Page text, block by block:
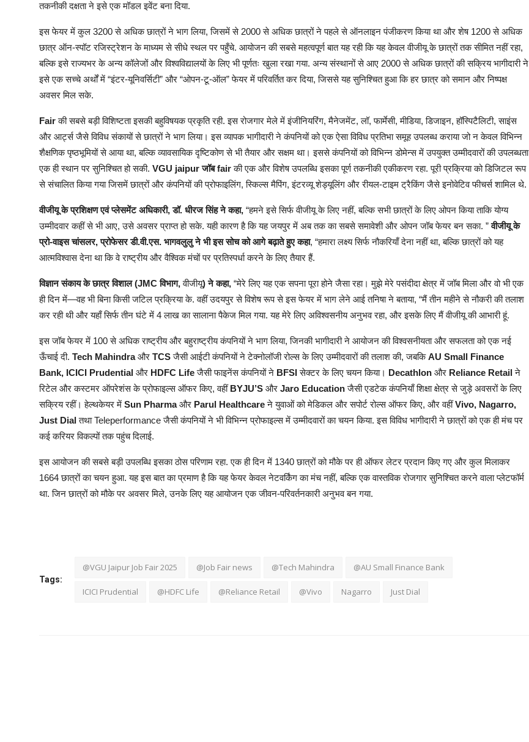
तकनीकी दक्षता ने इसे एक मॉडल इवेंट बना दिया.
इस फेयर में कुल 3200 से अधिक छात्रों ने भाग लिया, जिसमें से 2000 से अधिक छात्रों ने पहले से ऑनलाइन पंजीकरण किया था और शेष 1200 से अधिक
छात्र ऑन-स्पॉट रजिस्ट्रेशन के माध्यम से सीधे स्थल पर पहुँचे. आयोजन की सबसे महत्वपूर्ण बात यह रही कि यह केवल वीजीयू के छात्रों तक सीमित नहीं रहा,
बल्कि इसे राज्यभर के अन्य कॉलेजों और विश्वविद्यालयों के लिए भी पूर्णतः खुला रखा गया. अन्य संस्थानों से आए 2000 से अधिक छात्रों की सक्रिय भागीदारी ने
इसे एक सच्चे अर्थों में “इंटर-यूनिवर्सिटी” और “ओपन-टू-ऑल” फेयर में परिवर्तित कर दिया, जिससे यह सुनिश्चित हुआ कि हर छात्र को समान और निष्पक्ष
अवसर मिल सके.
Fairकी सबसे बड़ी विशिष्टता इसकी बहुविषयक प्रकृति रही. इस रोजगार मेले में इंजीनियरिंग, मैनेजमेंट, लॉ, फार्मेसी, मीडिया, डिजाइन, हॉस्पिटैलिटी, साइंस
और आर्ट्स जैसे विविध संकायों से छात्रों ने भाग लिया। इस व्यापक भागीदारी ने कंपनियों को एक ऐसा विविध प्रतिभा समूह उपलब्ध कराया जो न केवल विभिन्न
शैक्षणिक पृष्ठभूमियों से आया था, बल्कि व्यावसायिक दृष्टिकोण से भी तैयार और सक्षम था। इससे कंपनियों को विभिन्न डोमेन्स में उपयुक्त उम्मीदवारों की उपलब्धता
एक ही स्थान पर सुनिश्चित हो सकी. VGU jaipur जॉब fairकी एक और विशेष उपलब्धि इसका पूर्ण तकनीकी एकीकरण रहा. पूरी प्रक्रिया को डिजिटल रूप
से संचालित किया गया जिसमें छात्रों और कंपनियों की प्रोफाइलिंग, स्किल्स मैपिंग, इंटरव्यू शेड्यूलिंग और रीयल-टाइम ट्रैकिंग जैसे इनोवेटिव फीचर्स शामिल थे.
वीजीयू के प्रशिक्षण एवं प्लेसमेंट अधिकारी, डॉ. धीरज सिंह ने कहा, “हमने इसे सिर्फ वीजीयू के लिए नहीं, बल्कि सभी छात्रों के लिए ओपन किया ताकि योग्य
उम्मीदवार कहीं से भी आए, उसे अवसर प्राप्त हो सके. यही कारण है कि यह जयपुर में अब तक का सबसे समावेशी और ओपन जॉब फेयर बन सका. ” वीजीयू के
प्रो-वाइस चांसलर, प्रोफेसर डी.वी.एस. भागवलुलु ने भी इस सोच को आगे बढ़ाते हुए कहा, “हमारा लक्ष्य सिर्फ नौकरियाँ देना नहीं था, बल्कि छात्रों को यह
आत्मविश्वास देना था कि वे राष्ट्रीय और वैश्विक मंचों पर प्रतिस्पर्धा करने के लिए तैयार हैं.
विज्ञान संकाय के छात्र विशाल (JMC विभाग, वीजीयू) ने कहा, “मेरे लिए यह एक सपना पूरा होने जैसा रहा। मुझे मेरे पसंदीदा क्षेत्र में जॉब मिला और वो भी एक
ही दिन में—वह भी बिना किसी जटिल प्रक्रिया के. वहीं उदयपुर से विशेष रूप से इस फेयर में भाग लेने आई तनिषा ने बताया, “मैं तीन महीने से नौकरी की तलाश
कर रही थी और यहाँ सिर्फ तीन घंटे में 4 लाख का सालाना पैकेज मिल गया. यह मेरे लिए अविश्वसनीय अनुभव रहा, और इसके लिए मैं वीजीयू की आभारी हूं.
इस जॉब फेयर में 100 से अधिक राष्ट्रीय और बहुराष्ट्रीय कंपनियों ने भाग लिया, जिनकी भागीदारी ने आयोजन की विश्वसनीयता और सफलता को एक नई
ऊँचाई दी. Tech Mahindraऔर TCSजैसी आईटी कंपनियों ने टेक्नोलॉजी रोल्स के लिए उम्मीदवारों की तलाश की, जबकिAU Small Finance
Bank, ICICI Prudential और HDFC Lifeजैसी फाइनेंस कंपनियों ने BFSIसेक्टर के लिए चयन किया। Decathlon और Reliance Retailने
रिटेल और कस्टमर ऑपरेशंस के प्रोफाइल्स ऑफर किए, वहींBYJU’S और Jaro Educationजैसी एडटेक कंपनियाँ शिक्षा क्षेत्र से जुड़े अवसरों के लिए
सक्रिय रहीं। हेल्थकेयर में Sun Pharmaऔर Parul Healthcareने युवाओं को मेडिकल और सपोर्ट रोल्स ऑफर किए, और वहींVivo, Nagarro,
Just Dialतथा Teleperformance जैसी कंपनियों ने भी विभिन्न प्रोफाइल्स में उम्मीदवारों का चयन किया. इस विविध भागीदारी ने छात्रों को एक ही मंच पर
कई करियर विकल्पों तक पहुंच दिलाई.
इस आयोजन की सबसे बड़ी उपलब्धि इसका ठोस परिणाम रहा. एक ही दिन में 1340 छात्रों को मौके पर ही ऑफर लेटर प्रदान किए गए और कुल मिलाकर
1664 छात्रों का चयन हुआ. यह इस बात का प्रमाण है कि यह फेयर केवल नेटवर्किंग का मंच नहीं, बल्कि एक वास्तविक रोजगार सुनिश्चित करने वाला प्लेटफॉर्म
था. जिन छात्रों को मौके पर अवसर मिले, उनके लिए यह आयोजन एक जीवन-परिवर्तनकारी अनुभव बन गया.
Tags:
@VGU Jaipur Job Fair 2025 @Job Fair news @Tech Mahindra @AU Small Finance Bank
ICICI Prudential @HDFC Life @Reliance Retail @Vivo Nagarro Just Dial